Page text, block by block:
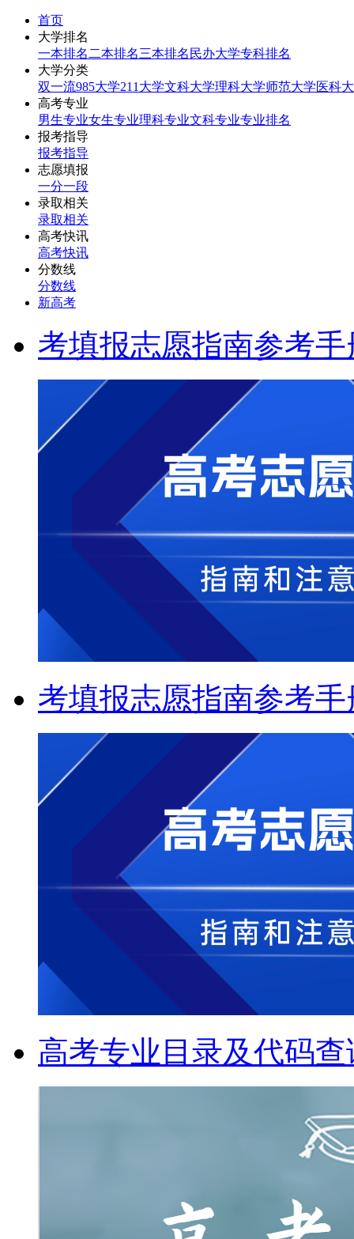
首页
大学排名
一本排名 二本排名三本排名 民办大学专科排名
大学分类
双一流985大学211大学文科大学理科大学师范大学医科
高考专业
男生专业女生专业理科专业文科专业专业排名
报考指导
报考指导
志愿填报
一分一段
录取相关
录取相关
高考快讯
高考快讯
分数线
分数线
新高考
考填报志愿指南参考
考填报志愿指南参考
高考专业目录及代码查